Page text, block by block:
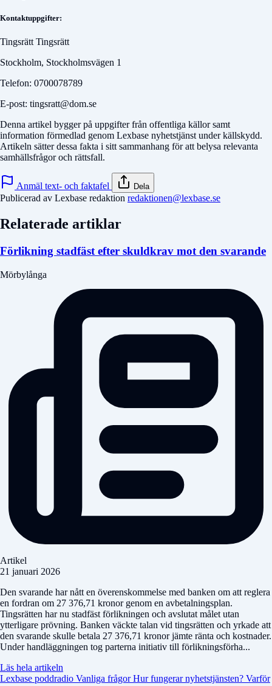
Kontaktuppgifter:
Tingsrätt Tingsrätt
Stockholm, Stockholmsvägen 1
Telefon: 0700078789
E-post: tingsratt@dom.se
Denna artikel bygger på uppgifter från offentliga källor samt
information förmedlad genom Lexbase nyhetstjänst under källskydd.
Artikeln sätter dessa fakta i sitt sammanhang för att belysa relevanta
samhällsfrågor och rättsfall.
Anmäl text- och faktafel Dela
Publicerad av Lexbase redaktion redaktionen@lexbase.se
Relaterade artiklar
Förlikning stadfäst efter skuldkrav mot den svarande
Mörbylånga
Artikel
21 januari 2026
Den svarande har nått en överenskommelse med banken om att reglera
en fordran om 27 376,71 kronor genom en avbetalningsplan.
Tingsrätten har nu stadfäst förlikningen och avslutat målet utan
ytterligare prövning. Banken väckte talan vid tingsrätten och yrkade att
den svarande skulle betala 27 376,71 kronor jämte ränta och kostnader.
Under handläggningen tog parterna initiativ till förlikningsförha...
Läs hela artikeln
Lexbase poddradio Vanliga frågorHur fungerar nyhetstjänsten? Varför